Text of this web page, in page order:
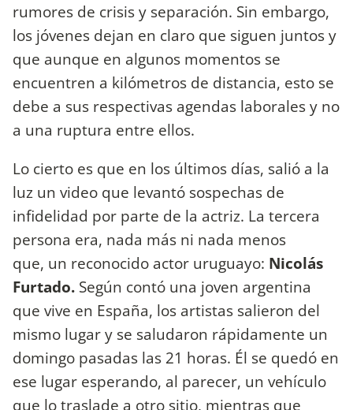
rumores de crisis y separación. Sin embargo,
los jóvenes dejan en claro que siguen juntos y
que aunque en algunos momentos se
encuentren a kilómetros de distancia, esto se
debe a sus respectivas agendas laborales y no
a una ruptura entre ellos.
Lo cierto es que en los últimos días, salió a la
luz un video que levantó sospechas de
infidelidad por parte de la actriz. La tercera
persona era, nada más ni nada menos
que, un reconocido actor uruguayo: Nicolás
Furtado. Según contó una joven argentina
que vive en España, los artistas salieron del
mismo lugar y se saludaron rápidamente un
domingo pasadas las 21 horas. Él se quedó en
ese lugar esperando, al parecer, un vehículo
que lo traslade a otro sitio, mientras que